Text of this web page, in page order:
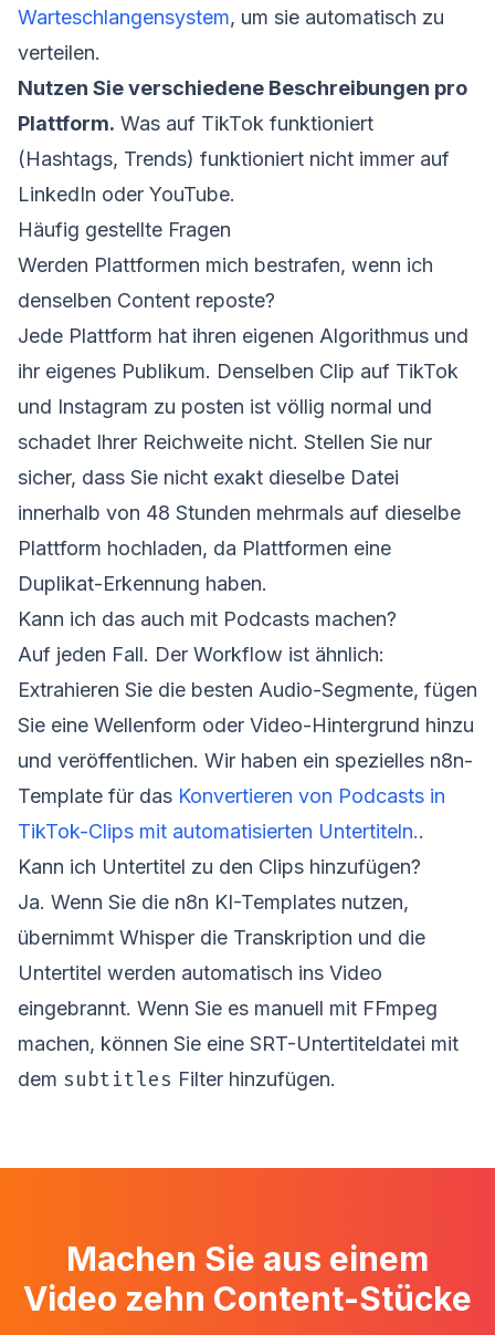
Warteschlangensystem, um sie automatisch zu
verteilen.
Nutzen Sie verschiedene Beschreibungen pro
Plattform. Was auf TikTok funktioniert
(Hashtags, Trends) funktioniert nicht immer auf
LinkedIn oder YouTube.
Häufig gestellte Fragen
Werden Plattformen mich bestrafen, wenn ich
denselben Content reposte?
Jede Plattform hat ihren eigenen Algorithmus und
ihr eigenes Publikum. Denselben Clip auf TikTok
und Instagram zu posten ist völlig normal und
schadet Ihrer Reichweite nicht. Stellen Sie nur
sicher, dass Sie nicht exakt dieselbe Datei
innerhalb von 48 Stunden mehrmals auf dieselbe
Plattform hochladen, da Plattformen eine
Duplikat-Erkennung haben.
Kann ich das auch mit Podcasts machen?
Auf jeden Fall. Der Workflow ist ähnlich:
Extrahieren Sie die besten Audio-Segmente, fügen
Sie eine Wellenform oder Video-Hintergrund hinzu
und veröffentlichen. Wir haben ein spezielles n8n-
Template für das Konvertieren von Podcasts in
TikTok-Clips mit automatisierten Untertiteln..
Kann ich Untertitel zu den Clips hinzufügen?
Ja. Wenn Sie die n8n KI-Templates nutzen,
übernimmt Whisper die Transkription und die
Untertitel werden automatisch ins Video
eingebrannt. Wenn Sie es manuell mit FFmpeg
machen, können Sie eine SRT-Untertiteldatei mit
dem subtitles Filter hinzufügen.
Machen Sie aus einem
Video zehn Content-Stücke